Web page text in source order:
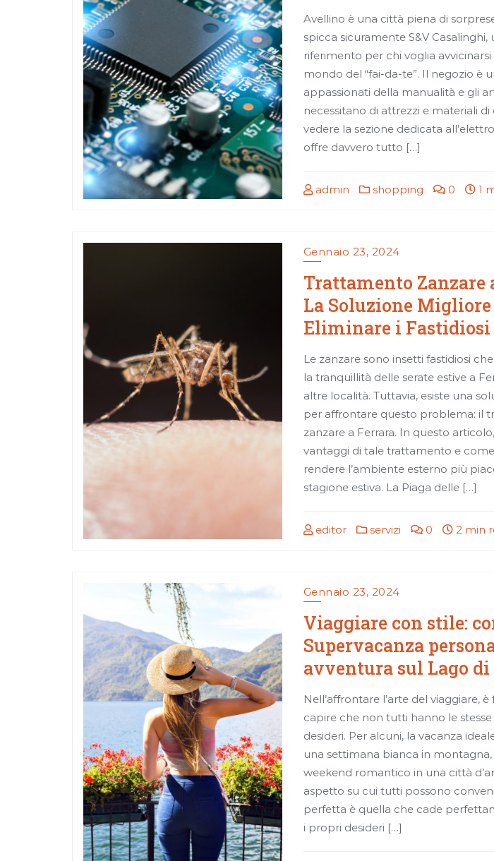
Avellino è una città piena di
spicca sicuramente S&V
riferimento per chi voglia
mondo del “fai-da-te”. Il negozio è
appassionati della manualità e gli
necessitano di attrezzi e materiali
vedere la sezione dedicata
offre davvero tutto […]
admin shopping 0 1
Gennaio 23, 2024
Trattamento Zanzare
La Soluzione
Eliminare i
Le zanzare sono insetti fastidiosi
la tranquillità delle serate estive a
altre località. Tuttavia, esiste una
per affrontare questo problema: il
zanzare a Ferrara. In questo
vantaggi di tale trattamento e
rendere l’ambiente esterno più
stagione estiva. La Piaga delle […]
editor servizi 0 2 min
Gennaio 23, 2024
Viaggiare con stile:
Supervacanza
avventura sul Lago di
Nell’affrontare l’arte del viaggiare,
capire che non tutti hanno le stesse
desideri. Per alcuni, la vacanza
una settimana bianca in
weekend romantico in una città
aspetto su cui tutti possono
perfetta è quella che cade
i propri desideri […]